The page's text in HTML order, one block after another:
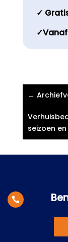
✓
←
seizoen
